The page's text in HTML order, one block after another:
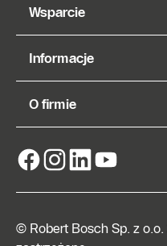
Wsparcie
Informacje
O firmie
© Robert Bosch Sp. z